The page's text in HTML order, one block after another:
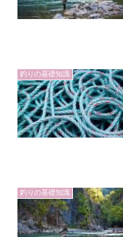
釣りの基礎知識
釣りの基礎知識